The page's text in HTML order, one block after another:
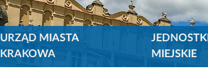
URZĄD MIASTA
KRAKOWA
JEDNOSTKI
MIEJSKIE